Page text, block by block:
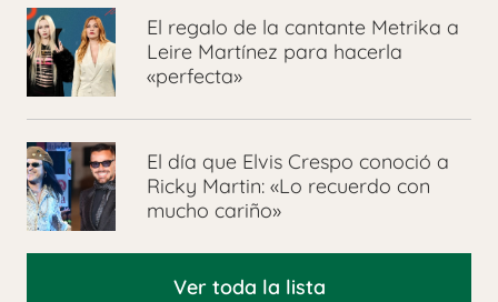
El regalo de la cantante Metrika a
Leire Martínez para hacerla
«perfecta»
El día que Elvis Crespo conoció a
Ricky Martin: «Lo recuerdo con
mucho cariño»
Ver toda la lista